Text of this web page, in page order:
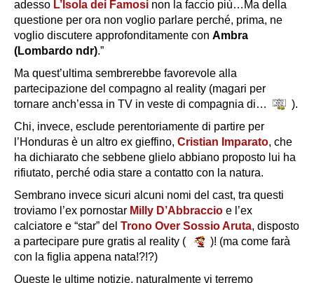
adesso L’Isola dei Famosi non la faccio più…Ma della
questione per ora non voglio parlare perché, prima, ne
voglio discutere approfonditamente con Ambra
(Lombardo ndr).”
Ma quest’ultima sembrerebbe favorevole alla
partecipazione del compagno al reality (magari per
tornare anch’essa in TV in veste di compagnia di…
).
Chi, invece, esclude perentoriamente di partire per
l’Honduras è un altro ex gieffino, Cristian Imparato, che
ha dichiarato che sebbene glielo abbiano proposto lui ha
rifiutato, perché odia stare a contatto con la natura.
Sembrano invece sicuri alcuni nomi del cast, tra questi
troviamo l’ex pornostar Milly D’Abbraccio e l’ex
calciatore e “star” del Trono Over Sossio Aruta, disposto
a partecipare pure gratis al reality (
)! (ma come farà
con la figlia appena nata!?!?)
Queste le ultime notizie, naturalmente vi terremo